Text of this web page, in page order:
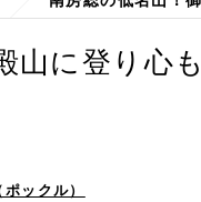
山に登り心
ックル）